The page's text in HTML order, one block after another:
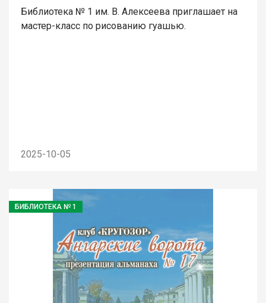
Библиотека № 1 им. В. Алексеева приглашает на
мастер-класс по рисованию гуашью.
2025-10-05
БИБЛИОТЕКА № 1